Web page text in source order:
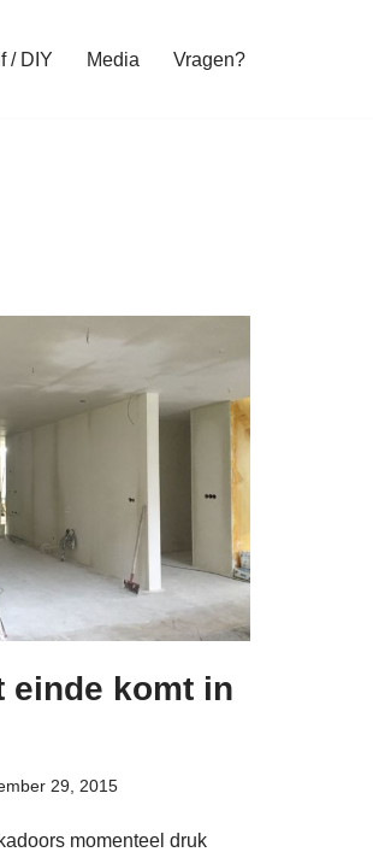
/ DIY Media Vragen?
einde komt in
29, 2015
momenteel druk